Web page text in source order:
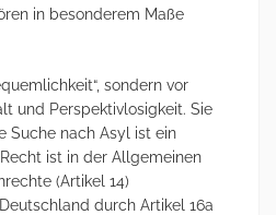
in besonderem Maße
sondern vor
und Perspektivlosigkeit. Sie
Suche nach Asyl ist ein
ist in der Allgemeinen
(Artikel 14)
durch Artikel 16a